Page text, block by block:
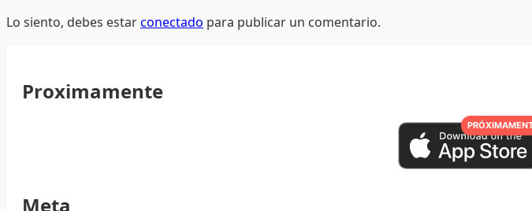
Lo siento, debes estarconectado para publicar un comentario.
Proximamente
Meta